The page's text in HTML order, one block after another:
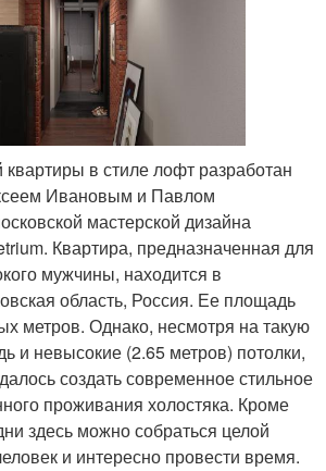
в стиле лофт разработан
Ивановым и Павлом
мастерской дизайна
Квартира, предназначенная для
мужчины, находится в
область, Россия. Ее площадь
метров. Однако, несмотря на такую
и невысокие (2.65 метров) потолки,
создать современное стильное
проживания холостяка. Кроме
здесь можно собраться целой
и интересно провести время.